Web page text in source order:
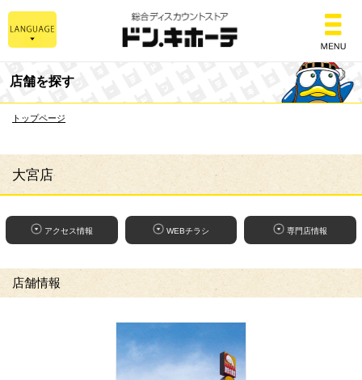
総合ディスカウント
店舗を探す
トップページ
大宮店
アクセス情報 WEBチラシ 専門店情報
店舗情報